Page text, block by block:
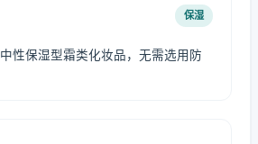
保湿
性保湿型霜类化妆品，无需选用防